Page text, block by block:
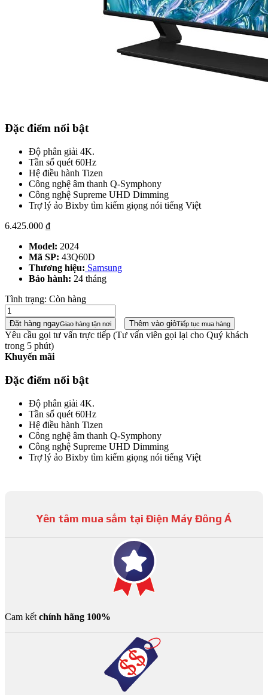
Đặc điểm nổi bật
Độ phân giải 4K.
Tần số quét 60Hz
Hệ điều hành Tizen
Công nghệ âm thanh Q-Symphony
Công nghệ Supreme UHD Dimming
Trợ lý ảo Bixby tìm kiếm giọng nói tiếng Việt
6.425.000 ₫
Model: 2024
Mã SP: 43Q60D
Thương hiệu: Samsung
Bảo hành: 24 tháng
Tình trạng: Còn hàng
Đặt hàng ngayGiao hàng tận nơi Thêm vào giỏTiếp tục mua hàng
Yêu cầu gọi tư vấn trực tiếp (Tư vấn viên gọi lại cho Quý khách
trong 5 phút)
Khuyến mãi
Đặc điểm nổi bật
Độ phân giải 4K.
Tần số quét 60Hz
Hệ điều hành Tizen
Công nghệ âm thanh Q-Symphony
Công nghệ Supreme UHD Dimming
Trợ lý ảo Bixby tìm kiếm giọng nói tiếng Việt
Yên tâm mua sắm tại Điện Máy Đông Á
Cam kết chính hãng 100%